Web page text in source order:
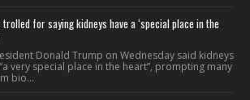
trolled for saying kidneys have a ‘special place in the
Donald Trump on Wednesday said kidneys
very special place in the heart”, prompting many
bio...